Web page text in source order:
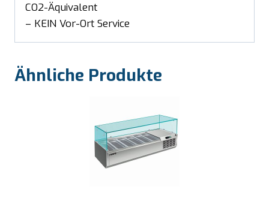
CO2-Äquivalent
– KEIN Vor-Ort Service
Ähnliche Produkte